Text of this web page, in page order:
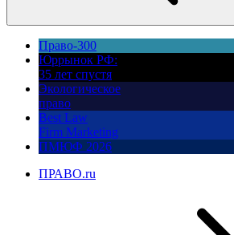
Право-300
Юррынок РФ:
35 лет спустя
Экологическое
право
Best Law
Firm Marketing
ПМЮФ 2026
ПРАВО.ru